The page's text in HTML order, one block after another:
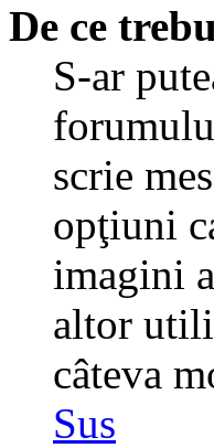
De ce
S-ar
scrie
opţiuni
imagini
altor
câteva
Sus